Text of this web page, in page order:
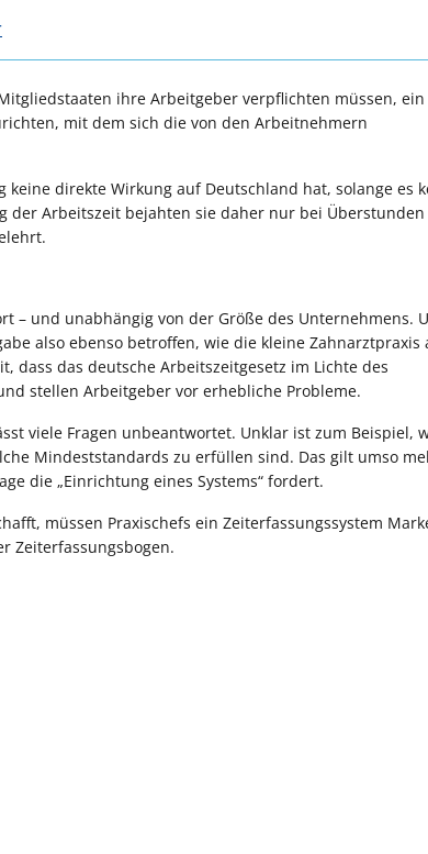
ihre Arbeitgeber verpflichten müssen, ein
mit dem sich die von den Arbeitnehmern
keine direkte Wirkung auf Deutschland hat, solange es
der Arbeitszeit bejahten sie daher nur bei
– und unabhängig von der Größe des Unternehmens.
also ebenso betroffen, wie die kleine Zahnarztpraxis
dass das deutsche Arbeitszeitgesetz im Lichte des
stellen Arbeitgeber vor erhebliche Probleme.
viele Fragen unbeantwortet. Unklar ist zum Beispiel,
Mindeststandards zu erfüllen sind. Das gilt umso
die „Einrichtung eines Systems“ fordert.
müssen Praxischefs ein Zeiterfassungssystem
Zeiterfassungsbogen.